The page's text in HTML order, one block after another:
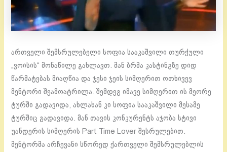
ართველი შემსრულებელი სოფია სააკაშვილი თურქული
„ვოისის“ მონაწილე გახლავთ. მან ბრმა კასტინგზე დიდ
წარმატებას მიაღწია და ჯესი ჯეის სიმღერით ოთხივევ
მენტორი შეამოატრილა. შემდეგ იმავე სიმღერით ის მეორე
ტურში გადავიდა, ახლახან კი სოფია სააკაშვილი მესამე
ტურშიც გადავიდა. მან თავის კონკურენტს აჯობა სტივი
უანდერის სიმღერის Part Time Lover შესრულებით.
მენტორმა არჩევანი სწორედ ქართველი შემსრულებლის